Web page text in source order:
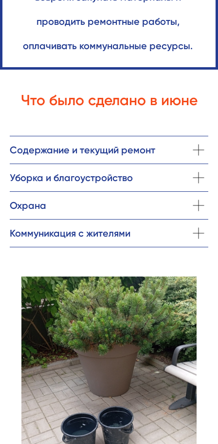
проводить ремонтные работы,
оплачивать коммунальные ресурсы.
Что было сделано в июне
Содержание и текущий ремонт
Уборка и благоустройство
Охрана
Коммуникация с жителями